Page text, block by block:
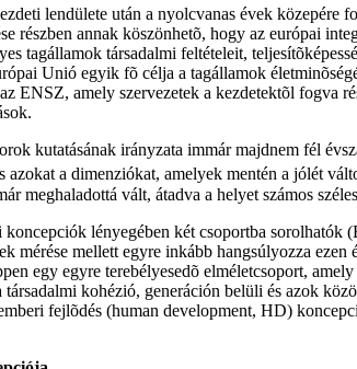
lendülete után a nyolcvanas évek közepére
részben annak köszönhetõ, hogy az európai
tagállamok társadalmi feltételeit,
Unió egyik fõ célja a tagállamok
ENSZ, amely szervezetek a kezdetektõl fogva
kutatásának irányzata immár majdnem fél
azokat a dimenziókat, amelyek mentén a jólét
meghaladottá vált, átadva a helyet számos
lényegében két csoportba
mérése mellett egyre inkább hangsúlyozza
egy egyre terebélyesedõ elméletcsoport,
társadalmi kohézió, generáción belüli és azok
fejlõdés (human development, HD)